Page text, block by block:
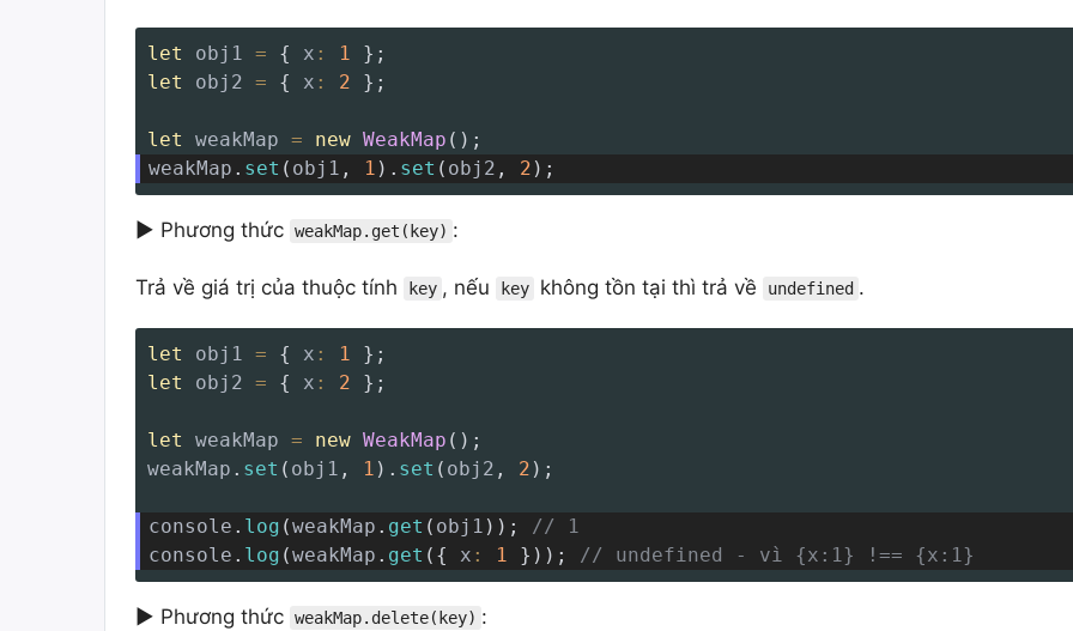
let obj1 = { x : 1 } ;
let
obj2 = { x : 2 } ;
let weakMap = new WeakMap ( ) ;
weakMap . set ( obj1 , 1 ) . set ( obj2 , 2 ) ;
► Phương thức weakMap.get(key) :
Trả về giá trị của thuộc tính key , nếu key không tồn tại thì trả về undefined .
let obj1 = { x : 1 } ;
let
obj2 = { x : 2 } ;
let weakMap = new WeakMap ( ) ;
weakMap . set ( obj1 , 1 ) . set ( obj2 , 2 ) ;
console . log (weakMap . get ( obj1 ) ) ;
// 1
console . log (weakMap . get ( { x : 1 } ) ) ; // undefined - vì {x:1} !== {x:1}
► Phương thức weakMap.delete(key) :